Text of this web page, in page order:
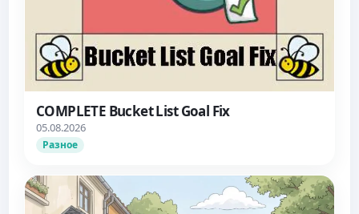
COMPLETE Bucket List Goal Fix
05.08.2026
Разное